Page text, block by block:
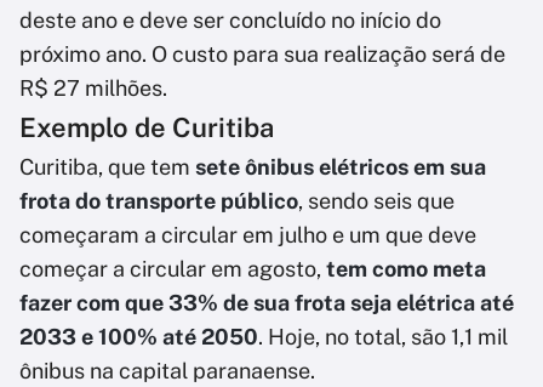
deste ano e deve ser concluído no início do
próximo ano. O custo para sua realização será de
R$ 27 milhões.
Exemplo de Curitiba
Curitiba, que tem sete ônibus elétricos em sua
frota do transporte público, sendo seis que
começaram a circular em julho e um que deve
começar a circular em agosto, tem como meta
fazer com que 33% de sua frota seja elétrica até
2033 e 100% até 2050. Hoje, no total, são 1,1 mil
ônibus na capital paranaense.